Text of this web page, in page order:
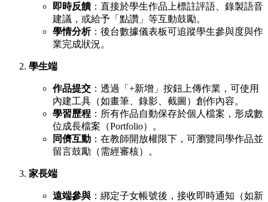
即時反饋：直接於學生作品上標註評語、錄製語音
建議，或給予「點讚」等互動鼓勵。
學情分析：後台數據儀表板可追蹤學生參與度與作
業完成狀況。
學生端
作品提交 ：透過「+新增」按鈕上傳作業，可使用
內建工具（如畫筆、錄影、截圖）創作內容。
學習歷程 ：所有作品自動保存於個人檔案，形成數
位成長檔案（Portfolio）。
同儕互動 ：在教師開放權限下，可瀏覽同學作品並
留言鼓勵（需經審核）。
家長端
遠端參與 ：綁定子女帳號後，接收即時通知（如新